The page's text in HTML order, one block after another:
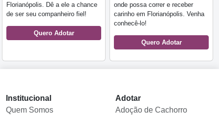
Florianópolis. Dê a ele a chance
de ser seu companheiro fiel!
Quero Adotar
onde possa correr e receber
carinho em Florianópolis. Venha
conhecê-lo!
Quero Adotar
Institucional
Quem Somos
Adotar
Adoção de Cachorro